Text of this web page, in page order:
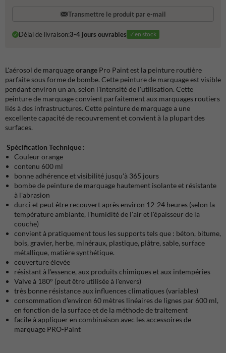
Transmettre le produit par e-mail
Délai de livraison:3-4 jours ouvrables ✓en stock
L'aérosol de marquageorange Pro Paint est la peinture routière
parfaite sous forme de bombe. Cette peinture de marquage est visible
pendant environ un an, selon l'intensité de l'utilisation. Cette
peinture de marquage convient parfaitement aux marquages routiers
liés à des infrastructures. Cette peinture de marquage a une
excellente capacité de recouvrement et convient à la plupart des
surfaces.
Spécification Technique :
Couleur orange
contenu 600 ml
bonne adhérence et visibilité jusqu'à 365 jours
bombe de peinture de marquage hautement isolante et résistante
à l'abrasion
durci et peut être recouvert après environ 12-24 heures (selon la
température ambiante, l'humidité de l'air et l'épaisseur de la
couche)
convient à pratiquement tous les supports tels que : béton, bitume,
bois, gravier, herbe, minéraux, plastique, plâtre, sable, surface
métallique, matière synthétique.
couverture élevée
résistant à l'essence, aux produits chimiques et aux intempéries
Valve à 180° (peut être utilisée à l'envers)
très bonne résistance aux influences climatiques (variables)
consommation d'environ 60 mètres linéaires de lignes par 600 ml,
en fonction de la surface et de la méthode de traitement
facile à appliquer en combinaison avec les accessoires de
marquage PRO-Paint